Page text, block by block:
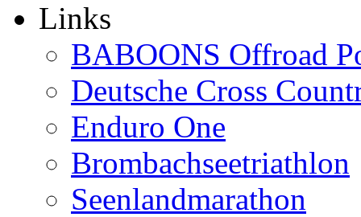
Links
BABOONS Offroad
Deutsche Cross
Enduro One
Brombachseetriathlon
Seenlandmarathon